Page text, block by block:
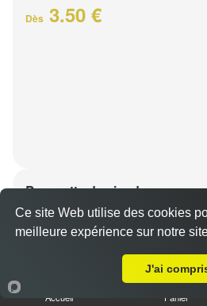
Dès 3.50 €
Barquette de viande
Dès7.50 €
1 viande au choix
Accueil Panier
Ce site Web utilise des cookies
meilleure expérience sur notre
J'ai